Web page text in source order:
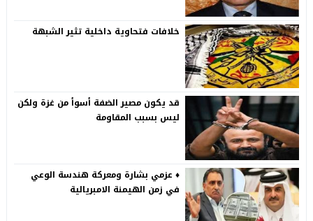
خلافات فتحاوية داخلية تثير الشبهة
قد يكون مصير الضفة أسوأ من غزة ولكن
ليس بسبب المقاومة
♦️ عزمي بشارة ومعركة هندسة الوعي
في زمن الهيمنة الامبريالية